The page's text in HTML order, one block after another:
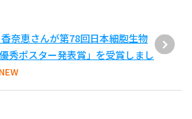
奈恵さんが第78回日本細胞生物
秀ポスター発表賞」を受賞しまし
NEW